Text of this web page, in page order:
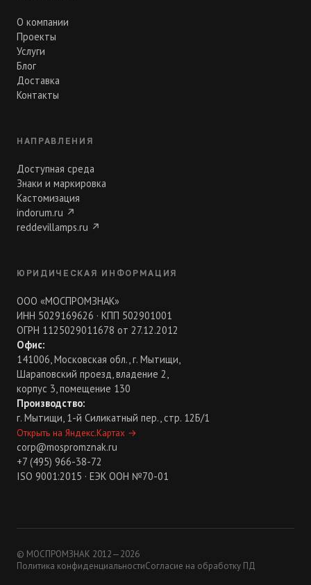
О компании
Проекты
Услуги
Блог
Доставка
Контакты
НАПРАВЛЕНИЯ
Доступная среда
Знаки и маркировка
Кастомизация
indorum.ru ↗
reddevillamps.ru ↗
ЮРИДИЧЕСКАЯ ИНФОРМАЦИЯ
ООО «МОСПРОМЗНАК»
ИНН 5029169626 · КПП 502901001
ОГРН 1125029011678 от 27.12.2012
Офис:
141006, Московская обл., г. Мытищи,
Шараповский проезд, владение 2,
корпус 3, помещение 130
Производство:
г. Мытищи, 1-й Силикатный пер., стр. 12Б/1
Открыть на Яндекс.Картах →
corp@mospromznak.ru
+7 (495) 966-38-72
ISO 9001:2015 · ЕЭК ООН №70-01
© МОСПРОМЗНАК 2012—2026
Политика конфиденциальностиСогласие на обработку ПД